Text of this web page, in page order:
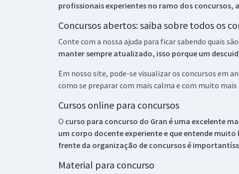
profissionais experientes no ramo dos concursos,
Concursos abertos: saiba sobre todos os
Conte com a nossa ajuda para ficar sabendo quais
manter sempre atualizado, isso porque um
Em nosso site, pode-se visualizar os concursos em
como se preparar com mais calma e com muito mais
Cursos online para concursos
O curso para concurso do Gran é uma excelente
um corpo docente experiente e que entende
frente da organização de concursos é
Material para concurso